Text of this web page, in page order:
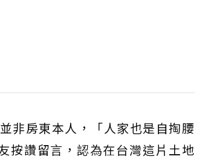
非房東本人，「人家也是自掏腰
按讚留言，認為在台灣這片土地